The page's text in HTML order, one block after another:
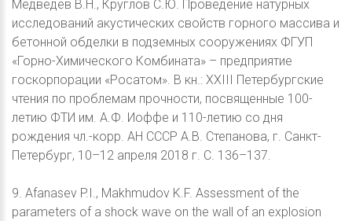
Медведев В.Н., Круглов С.Ю. Проведение натурных
исследований акустических свойств горного массива и
бетонной обделки в подземных сооружениях ФГУП
«Горно-Химического Комбината» – предприятие
госкорпорации «Росатом». В кн.: XXIII Петербургские
чтения по проблемам прочности, посвященные 100-
летию ФТИ им. А.Ф. Иоффе и 110-летию со дня
рождения чл.-корр. АН СССР А.В. Степанова, г. Санкт-
Петербург, 10–12 апреля 2018 г. С. 136–137.
9. Afanasev P.I., Makhmudov K.F. Assessment of the
parameters of a shock wave on the wall of an explosion